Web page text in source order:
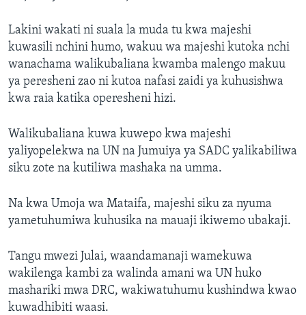
Lakini wakati ni suala la muda tu kwa majeshi
kuwasili nchini humo, wakuu wa majeshi kutoka nchi
wanachama walikubaliana kwamba malengo makuu
ya peresheni zao ni kutoa nafasi zaidi ya kuhusishwa
kwa raia katika operesheni hizi.
Walikubaliana kuwa kuwepo kwa majeshi
yaliyopelekwa na UN na Jumuiya ya SADC yalikabiliwa
siku zote na kutiliwa mashaka na umma.
Na kwa Umoja wa Mataifa, majeshi siku za nyuma
yametuhumiwa kuhusika na mauaji ikiwemo ubakaji.
Tangu mwezi Julai, waandamanaji wamekuwa
wakilenga kambi za walinda amani wa UN huko
mashariki mwa DRC, wakiwatuhumu kushindwa kwao
kuwadhibiti waasi.